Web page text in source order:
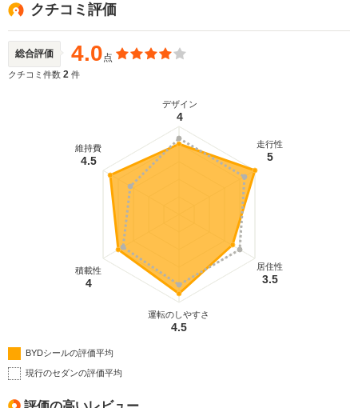
クチコミ評価
総合評価 4.0点
クチコミ件数 2 件
デザイン
4
走行性
5
居住性
3.5
運転のしやすさ
4.5
積載性
4
維持費
4.5
BYDシールの評価平均
現行のセダンの評価平均